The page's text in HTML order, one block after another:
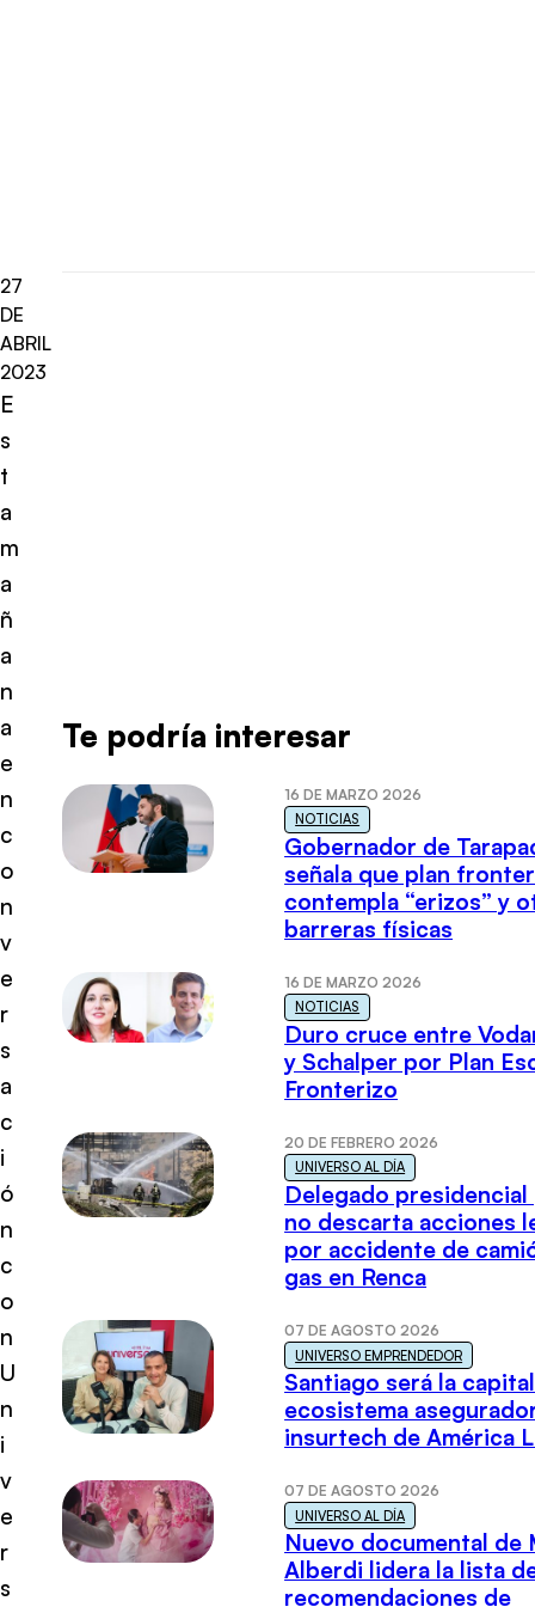
27
DE
ABRIL
2023
E
s
t
a
m
a
ñ
a
n
a
e
n
c
o
n
v
e
r
s
a
c
i
ó
n
c
o
n
U
n
i
v
e
r
s
Te podría interesar
16 DE MARZO 2026
NOTICIAS
Gobernador de
señala que plan
contempla “erizos” y
barreras físicas
16 DE MARZO 2026
NOTICIAS
Duro cruce entre
y Schalper por Plan
Fronterizo
20 DE FEBRERO 2026
UNIVERSO AL DÍA
Delegado presidencial
no descarta acciones
por accidente de
gas en Renca
07 DE AGOSTO 2026
UNIVERSO EMPRENDEDOR
Santiago será la
ecosistema
insurtech de América
07 DE AGOSTO 2026
UNIVERSO AL DÍA
Nuevo documental de
Alberdi lidera la lista
recomendaciones de